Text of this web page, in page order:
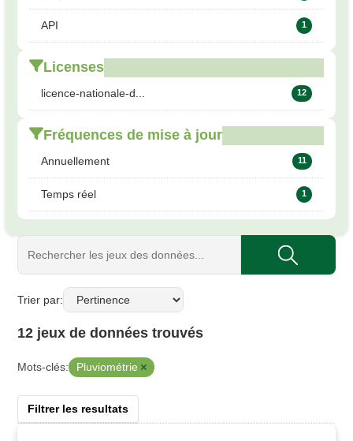
API 1
Licenses
licence-nationale-d... 12
Fréquences de mise à jour
Annuellement 11
Temps réel 1
Trier par
12 jeux de données trouvés
Mots-clés: Pluviométrie
Filtrer les resultats